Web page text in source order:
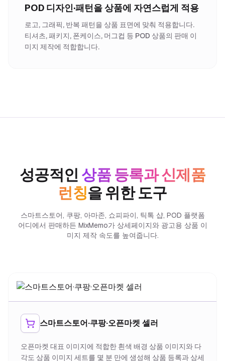
POD 디자인·패턴을 상품에 자연스럽게 적용
로고, 그래픽, 반복 패턴을 상품 표면에 맞춰 적용합니다.
티셔츠, 패키지, 폰케이스, 머그컵 등 POD 상품의 판매 이
미지 제작에 적합합니다.
성공적인 상품 등록과 신제품
런칭을 위한 도구
스마트스토어, 쿠팡, 아마존, 쇼피파이, 틱톡 샵, POD 플랫폼
어디에서 판매하든 MixMemo가 상세페이지와 광고용 상품 이
미지 제작 속도를 높여줍니다.
스마트스토어·쿠팡·오픈마켓 셀러
오픈마켓 대표 이미지에 적합한 흰색 배경 상품 이미지와 다
각도 상품 이미지 세트를 몇 분 만에 생성해 상품 등록과 상세